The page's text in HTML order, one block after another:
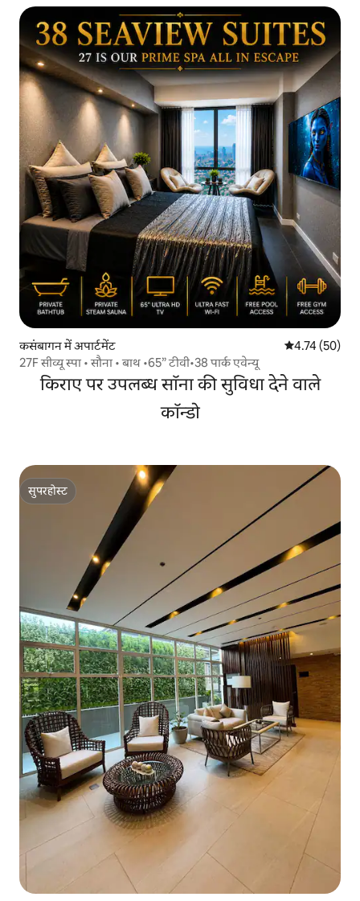
कसंबागन में अपार्टमेंट औसत रेटिंग 5 में
4.74 (50)
27F सीव्यू स्पा • सौना • बाथ •65” टीवी•38 पार्क एवेन्यू
किराए पर उपलब्ध सॉना की सुविधा देने वाले
कॉन्डो
सुपरहोस्ट
सुपरहोस्ट